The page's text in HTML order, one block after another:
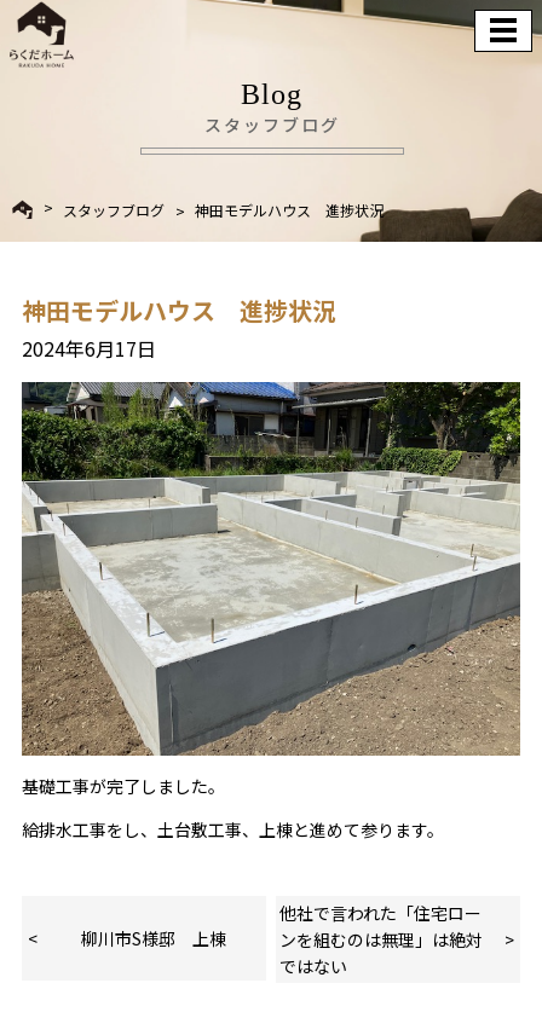
Blog
スタッフブログ
スタッフブログ 神田モデルハウス 進捗状況
神田モデルハウス 進捗状況
2024年6月17日
基礎工事が完了しました。
給排水工事をし、土台敷工事、上棟と進めて参ります。
柳川市S様邸 上棟
他社で言われた「住宅ロー
ンを組むのは無理」は絶対
ではない